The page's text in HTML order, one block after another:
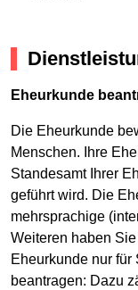
Eheurkunde
Die Eheurkunde
Menschen. Ihre
Standesamt Ihrer
geführt wird. Die
mehrsprachige
Weiteren haben
Eheurkunde nur
beantragen: Dazu